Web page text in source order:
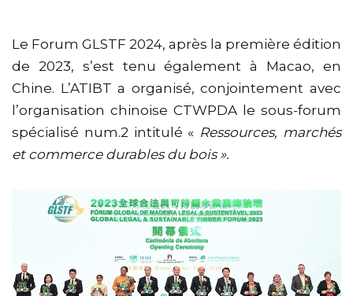
Le Forum GLSTF 2024, après la première édition
de 2023, s’est tenu également à Macao, en
Chine. L’ATIBT a organisé, conjointement avec
l’organisation chinoise CTWPDA le sous-forum
spécialisé num.2 intitulé « Ressources, marchés
et commerce durables du bois ».